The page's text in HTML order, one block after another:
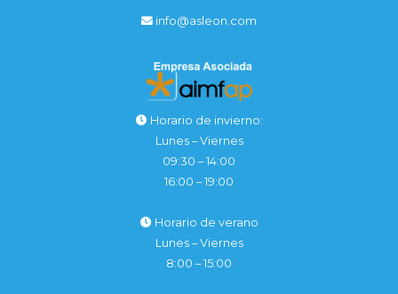
info@asleon.com
Horario de invierno:
Lunes – Viernes
09:30 – 14:00
16:00 – 19:00
Horario de verano
Lunes – Viernes
8:00 – 15:00